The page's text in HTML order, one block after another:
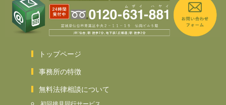
トップページ
事務所の特徴
無料法律相談について